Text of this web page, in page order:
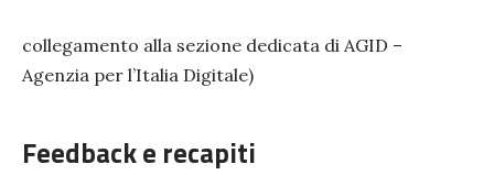
collegamento alla sezione dedicata di AGID –
Agenzia per l’Italia Digitale)
Feedback e recapiti